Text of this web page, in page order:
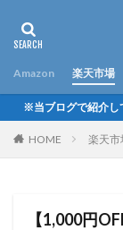
Amazon 楽天市場
※当ブログで紹介し
HOME 楽天市
【1,000円